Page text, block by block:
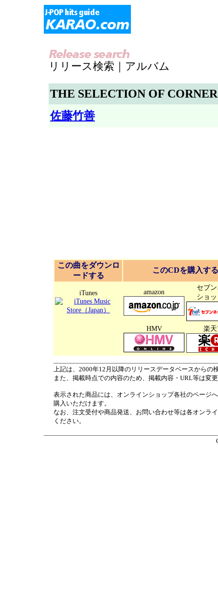
リリース検索｜アルバム
THE SELECTION OF
佐藤竹善
この曲をダウンロ
ードする
このCDを購入する
iTunes amazon
セブ
ショ
HMV 楽
上記は、2000年12月以降のリリースデータベースからの
また、掲載時点での内容のため、掲載内容・URL等は変
表示された商品には、オンラインショップ各社のページ
購入いただけます。
なお、注文受付や商品発送、お問い合わせ等は各オンラ
ください。